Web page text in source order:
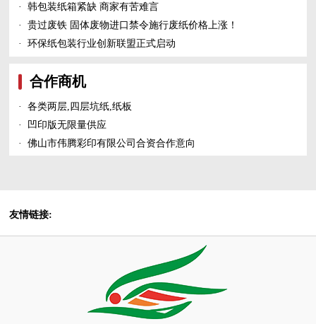
·
韩包装纸箱紧缺 商家有苦难言
·
贵过废铁 固体废物进口禁令施行废纸价格上涨！
·
环保纸包装行业创新联盟正式启动
合作商机
·
各类两层,四层坑纸,纸板
·
凹印版无限量供应
·
佛山市伟腾彩印有限公司合资合作意向
友情链接: